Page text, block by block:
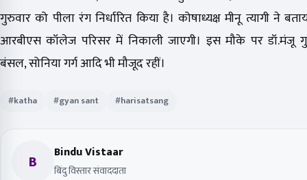
गुरुवार को पीला रंग निर्धारित किया है। कोषाध्यक्ष मीनू त्यागी ने
आरबीएस कॉलेज परिसर में निकाली जाएगी। इस मौके पर डॉ.मंजू
बंसल, सोनिया गर्ग आदि भी मौजूद रहीं।
#katha #gyan sant #harisatsang
B Bindu Vistaar
बिंदु विस्तार संवाददाता